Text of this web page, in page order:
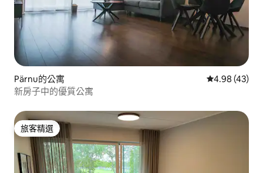
Pärnu的公寓 從 43 則評價
4.98 (43)
新房子中的優質公寓
旅客精選
旅客精選